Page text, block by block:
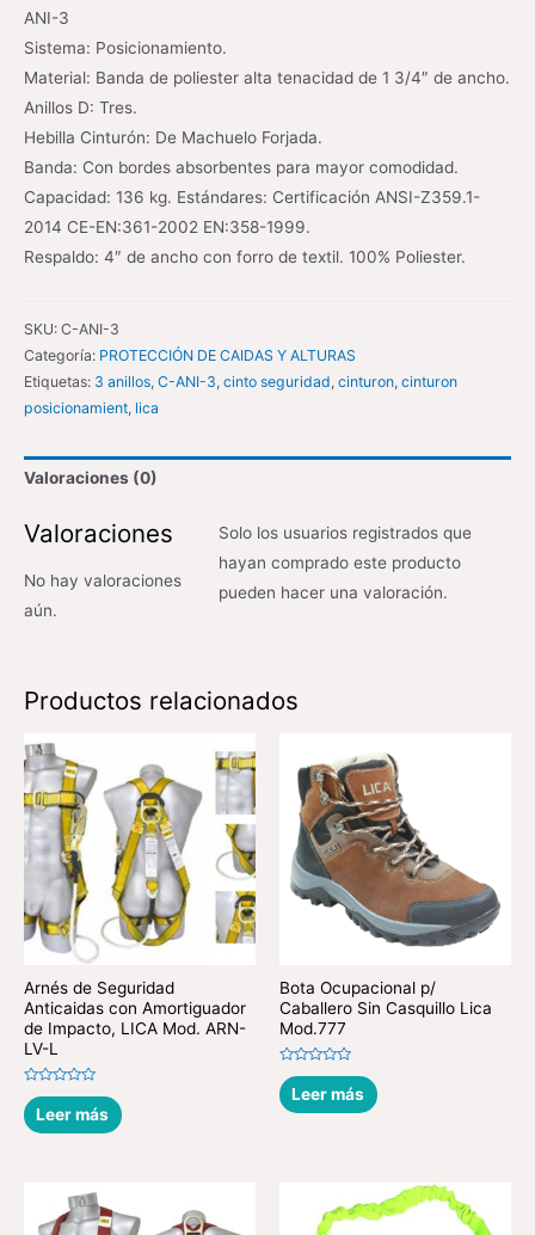
ANI-3
Sistema: Posicionamiento.
Material: Banda de poliester alta tenacidad de 1 3/4″ de ancho.
Anillos D: Tres.
Hebilla Cinturón: De Machuelo Forjada.
Banda: Con bordes absorbentes para mayor comodidad.
Capacidad: 136 kg. Estándares: Certificación ANSI-Z359.1-
2014 CE-EN:361-2002 EN:358-1999.
Respaldo: 4″ de ancho con forro de textil. 100% Poliester.
SKU: C-ANI-3
Categoría: PROTECCIÓN DE CAIDAS Y ALTURAS
Etiquetas: 3 anillos, C-ANI-3, cinto seguridad, cinturon, cinturon
posicionamient, lica
Valoraciones (0)
Valoraciones
No hay valoraciones
aún.
Solo los usuarios registrados que
hayan comprado este producto
pueden hacer una valoración.
Productos relacionados
Arnés de Seguridad
Anticaidas con Amortiguador
de Impacto, LICA Mod. ARN-
LV-L
Valorado
en
0
de
Leer más
Bota Ocupacional p/
Caballero Sin Casquillo Lica
Mod.777
Valorado
en
0
de
Leer más